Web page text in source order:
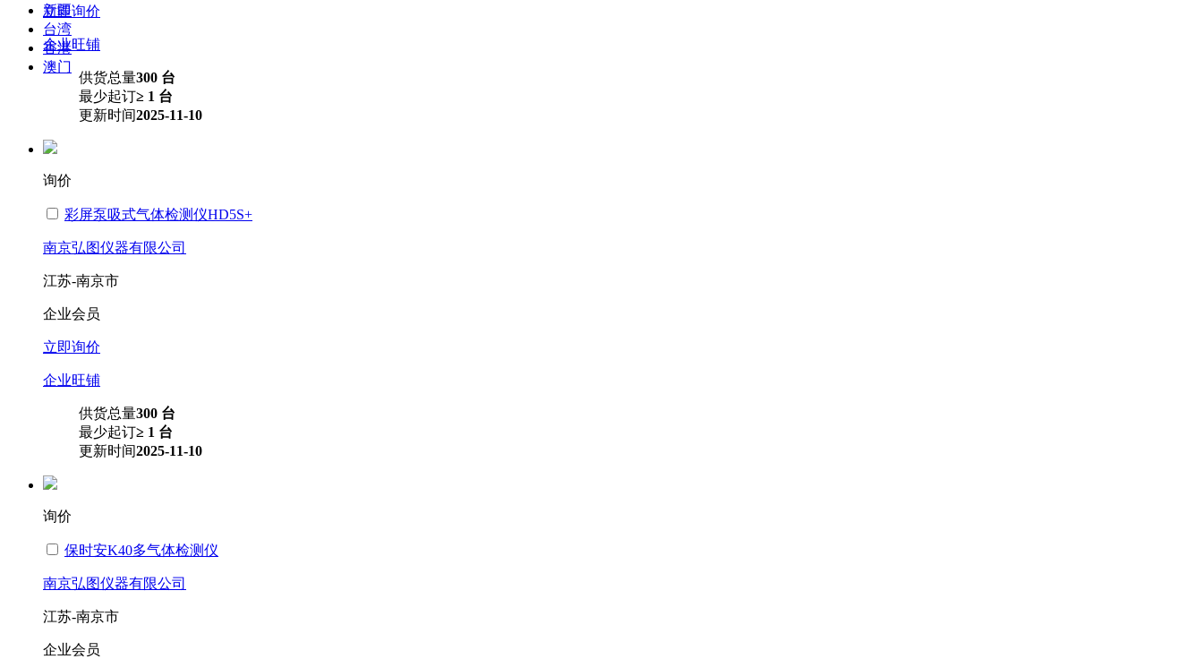
新疆
台湾
香港
澳门
立即询价
企业旺铺
供货总量300 台
最少起订≥ 1 台
更新时间2025-11-10
询价
彩屏泵吸式气体检测仪HD5S+
南京弘图仪器有限公司
江苏-南京市
企业会员
立即询价
企业旺铺
供货总量300 台
最少起订≥ 1 台
更新时间2025-11-10
询价
保时安K40多气体检测仪
南京弘图仪器有限公司
江苏-南京市
企业会员